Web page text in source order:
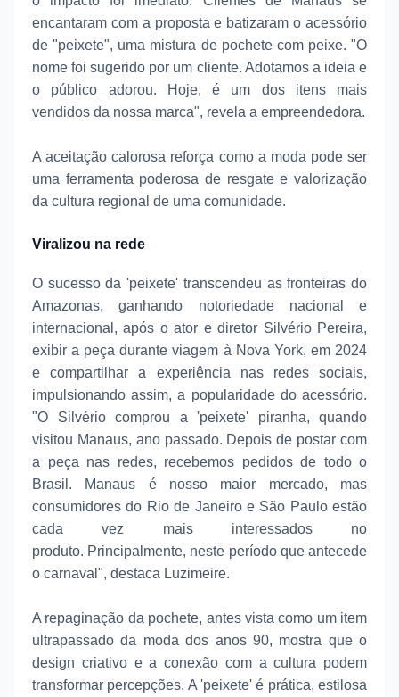
encantaram com a proposta e batizaram o acessório
de "peixete", uma mistura de pochete com peixe. "O
nome foi sugerido por um cliente. Adotamos a ideia e
o público adorou. Hoje, é um dos itens mais
vendidos da nossa marca", revela a empreendedora.
A aceitação calorosa reforça como a moda pode ser
uma ferramenta poderosa de resgate e valorização
da cultura regional de uma comunidade.
Viralizou na rede
O sucesso da 'peixete' transcendeu as fronteiras do
Amazonas, ganhando notoriedade nacional e
internacional, após o ator e diretor Silvério Pereira,
exibir a peça durante viagem à Nova York, em 2024
e compartilhar a experiência nas redes sociais,
impulsionando assim, a popularidade do acessório.
"O Silvério comprou a 'peixete' piranha, quando
visitou Manaus, ano passado. Depois de postar com
a peça nas redes, recebemos pedidos de todo o
Brasil. Manaus é nosso maior mercado, mas
consumidores do Rio de Janeiro e São Paulo estão
cada vez mais interessados no
produto. Principalmente, neste período que antecede
o carnaval", destaca Luzimeire.
A repaginação da pochete, antes vista como um item
ultrapassado da moda dos anos 90, mostra que o
design criativo e a conexão com a cultura podem
transformar percepções. A 'peixete' é prática, estilosa